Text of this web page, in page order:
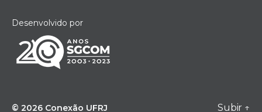
Desenvolvido por
© 2026 Conexão UFRJ Subir ↑